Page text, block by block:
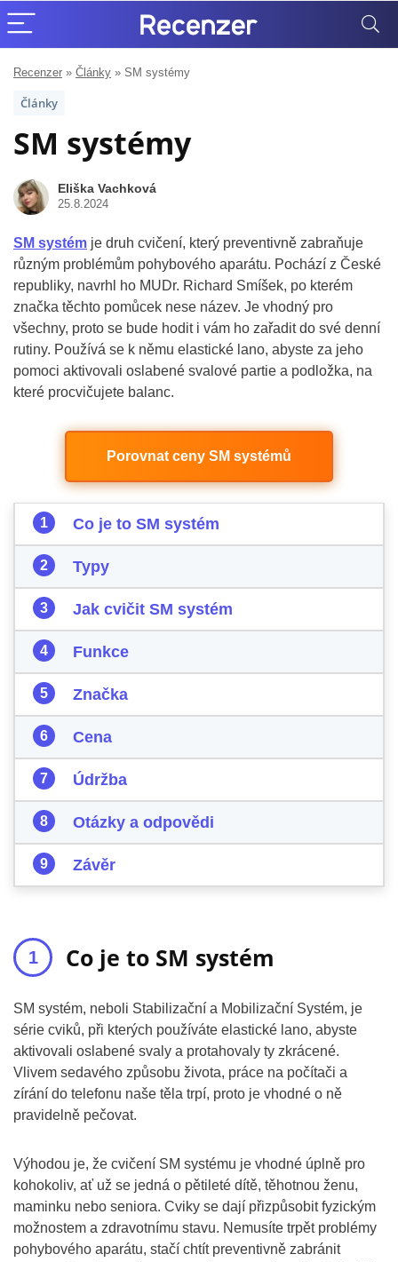
Recenzer » Články » SM systémy
Články
SM systémy
Eliška Vachková
25.8.2024
SM systém je druh cvičení, který preventivně zabraňuje
různým problémům pohybového aparátu. Pochází z České
republiky, navrhl ho MUDr. Richard Smíšek, po kterém
značka těchto pomůcek nese název. Je vhodný pro
všechny, proto se bude hodit i vám ho zařadit do své denní
rutiny. Používá se k němu elastické lano, abyste za jeho
pomoci aktivovali oslabené svalové partie a podložka, na
které procvičujete balanc.
Porovnat ceny SM systémů
Co je to SM systém
Typy
Jak cvičit SM systém
Funkce
Značka
Cena
Údržba
Otázky a odpovědi
Závěr
Co je to SM systém
SM systém, neboli Stabilizační a Mobilizační Systém, je
série cviků, při kterých používáte elastické lano, abyste
aktivovali oslabené svaly a protahovaly ty zkrácené.
Vlivem sedavého způsobu života, práce na počítači a
zírání do telefonu naše těla trpí, proto je vhodné o ně
pravidelně pečovat.
Výhodou je, že cvičení SM systému je vhodné úplně pro
kohokoliv, ať už se jedná o pětileté dítě, těhotnou ženu,
maminku nebo seniora. Cviky se dají přizpůsobit fyzickým
možnostem a zdravotnímu stavu. Nemusíte trpět problémy
pohybového aparátu, stačí chtít preventivně zabránit